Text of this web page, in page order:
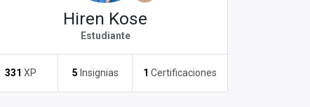
Hiren Kose
Estudiante
331 XP 5 Insignias 1 Certificaciones